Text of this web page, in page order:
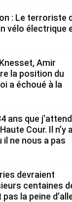
: Le terroriste
vélo électrique
Amir
la position du
a échoué à la
ans que
Cour. Il n’y a
il ne nous a pas
devraient
centaines
pas la peine